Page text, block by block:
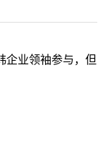
企业领袖参与，但